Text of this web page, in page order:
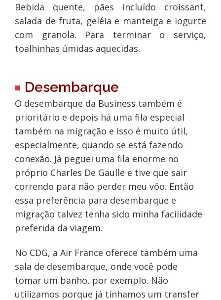
Bebida quente, pães incluído croissant,
salada de fruta, geléia e manteiga e iogurte
com granola. Para terminar o serviço,
toalhinhas úmidas aquecidas.
Desembarque
O desembarque da Business também é
prioritário e depois há uma fila especial
também na migração e isso é muito útil,
especialmente, quando se está fazendo
conexão. Já peguei uma fila enorme no
próprio Charles De Gaulle e tive que sair
correndo para não perder meu vôo. Então
essa preferência para desembarque e
migração talvez tenha sido minha facilidade
preferida da viagem.
No CDG, a Air France oferece também uma
sala de desembarque, onde você pode
tomar um banho, por exemplo. Não
utilizamos porque já tínhamos um transfer